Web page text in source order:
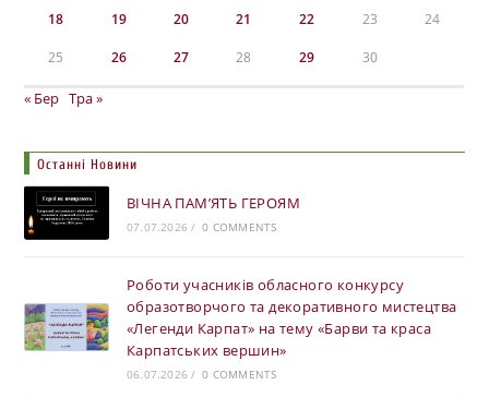
18 19 20 21 22 23 24
25 26 27 28 29 30
« Бер Тра »
Останні Новини
ВІЧНА ПАМ’ЯТЬ ГЕРОЯМ
07.07.2026 / 0 COMMENTS
Роботи учасників обласного конкурсу
образотворчого та декоративного мистецтва
«Легенди Карпат» на тему «Барви та краса
Карпатських вершин»
06.07.2026 / 0 COMMENTS